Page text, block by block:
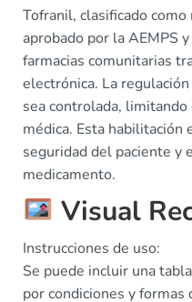
Tofranil, clasificado
aprobado por la AEMPS
farmacias comunitarias
electrónica. La
sea controlada,
médica. Esta habilitación
seguridad del paciente y
medicamento.
Visual
Instrucciones de uso:
Se puede incluir una
por condiciones y formas